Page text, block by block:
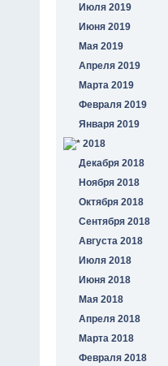
Июля 2019
Июня 2019
Мая 2019
Апреля 2019
Марта 2019
Февраля 2019
Января 2019
2018
Декабря 2018
Ноября 2018
Октября 2018
Сентября 2018
Августа 2018
Июля 2018
Июня 2018
Мая 2018
Апреля 2018
Марта 2018
Февраля 2018